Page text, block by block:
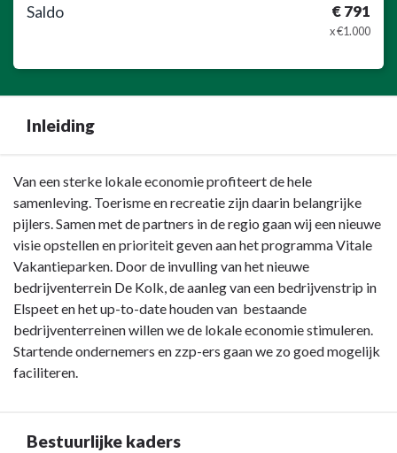
Saldo € 791
x €1.000
Inleiding
Terug
naar
navigatie
Programma
Economische
zaken
Inleiding
Van een sterke lokale economie profiteert de hele
samenleving. Toerisme en recreatie zijn daarin belangrijke
pijlers. Samen met de partners in de regio gaan wij een nieuwe
visie opstellen en prioriteit geven aan het programma Vitale
Vakantieparken. Door de invulling van het nieuwe
bedrijventerrein De Kolk, de aanleg van een bedrijvenstrip in
Elspeet en het up-to-date houden van bestaande
bedrijventerreinen willen we de lokale economie stimuleren.
Startende ondernemers en zzp-ers gaan we zo goed mogelijk
faciliteren.
Bestuurlijke kaders